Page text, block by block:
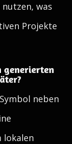
was
Projekte
generierten
neben
lokalen